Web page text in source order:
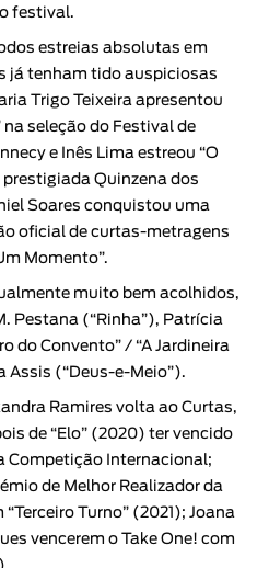
festival.
estreias absolutas em
já tenham tido auspiciosas
Trigo Teixeira apresentou
na seleção do Festival de
e Inês Lima estreou “O
Quinzena dos
Soares conquistou uma
oficial de curtas-metragens
Momento”.
muito bem acolhidos,
Pestana (“Rinha”), Patrícia
do Convento” / “A Jardineira
Assis (“Deus-e-Meio”).
Ramires volta ao Curtas,
de “Elo” (2020) ter vencido
Competição Internacional;
de Melhor Realizador da
Turno” (2021); Joana
vencerem o Take One! com